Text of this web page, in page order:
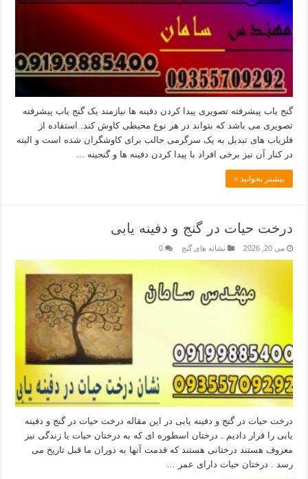
گنج یاب پیشرفته تصویری پیدا کردن دفینه ها نیازمند یک گنج یاب پیشرفته
تصویری می باشد که بتواند در هر نوع محیطی کاوش کند. استفاده از
فلزیاب های تبدیل به یک سرگرمی جالب برای کاوشگران شده است و البته
در کنار آن نیز برخی افراد با پیدا کردن دفینه ها و گنجینه …
بیشتر بخوانید »
درخت حیات در گنج و دفینه یابی
می 20, 2026 نشانه های گنج 0
درخت حیات در گنج و دفینه یابی در این مقاله درخت حیات در گنج و دفینه
یابی را قرار دادیم . درختان اسطوره ای که به درختان حیات یا زندگی نیز
معروف هستند درختانی هستند که قدمت آنها به دوران ما قبل تاریخ می
رسد . درختان حیات دارای عمر …